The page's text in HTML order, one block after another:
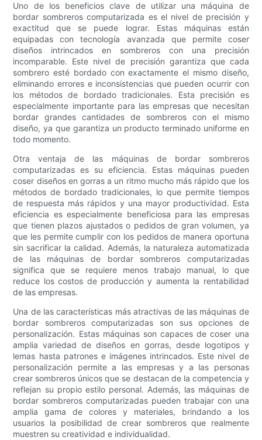
Uno de los beneficios clave de utilizar una máquina de
bordar sombreros computarizada es el nivel de precisión y
exactitud que se puede lograr. Estas máquinas están
equipadas con tecnología avanzada que permite coser
diseños intrincados en sombreros con una precisión
incomparable. Este nivel de precisión garantiza que cada
sombrero esté bordado con exactamente el mismo diseño,
eliminando errores e inconsistencias que pueden ocurrir con
los métodos de bordado tradicionales. Esta precisión es
especialmente importante para las empresas que necesitan
bordar grandes cantidades de sombreros con el mismo
diseño, ya que garantiza un producto terminado uniforme en
todo momento.
Otra ventaja de las máquinas de bordar sombreros
computarizadas es su eficiencia. Estas máquinas pueden
coser diseños en gorras a un ritmo mucho más rápido que los
métodos de bordado tradicionales, lo que permite tiempos
de respuesta más rápidos y una mayor productividad. Esta
eficiencia es especialmente beneficiosa para las empresas
que tienen plazos ajustados o pedidos de gran volumen, ya
que les permite cumplir con los pedidos de manera oportuna
sin sacrificar la calidad. Además, la naturaleza automatizada
de las máquinas de bordar sombreros computarizadas
significa que se requiere menos trabajo manual, lo que
reduce los costos de producción y aumenta la rentabilidad
de las empresas.
Una de las características más atractivas de las máquinas de
bordar sombreros computarizadas son sus opciones de
personalización. Estas máquinas son capaces de coser una
amplia variedad de diseños en gorras, desde logotipos y
lemas hasta patrones e imágenes intrincados. Este nivel de
personalización permite a las empresas y a las personas
crear sombreros únicos que se destacan de la competencia y
reflejan su propio estilo personal. Además, las máquinas de
bordar sombreros computarizadas pueden trabajar con una
amplia gama de colores y materiales, brindando a los
usuarios la posibilidad de crear sombreros que realmente
muestren su creatividad e individualidad.